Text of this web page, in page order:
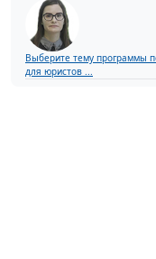
Выберите тему программы
для юристов ...